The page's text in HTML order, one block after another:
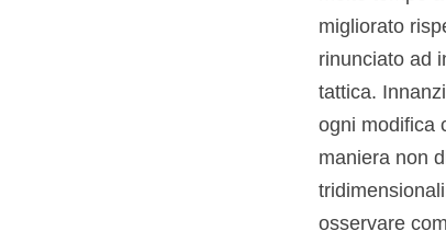
migliorato
rinunciato ad
tattica.
ogni modifica
maniera non
osservare